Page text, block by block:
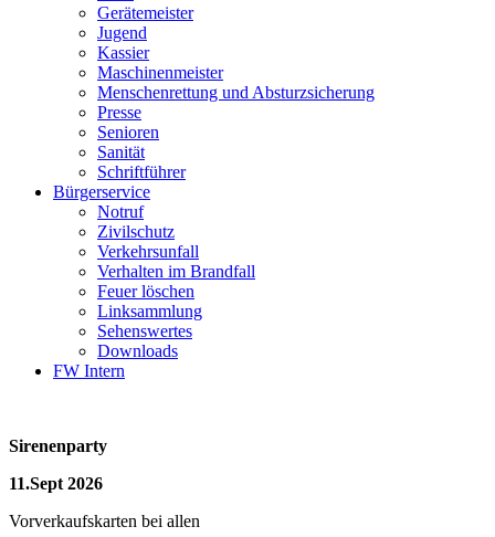
Gerätemeister
Jugend
Kassier
Maschinenmeister
Menschenrettung und Absturzsicherung
Presse
Senioren
Sanität
Schriftführer
Bürgerservice
Notruf
Zivilschutz
Verkehrsunfall
Verhalten im Brandfall
Feuer löschen
Linksammlung
Sehenswertes
Downloads
FW Intern
Sirenenparty
11.Sept 2026
Vorverkaufskarten bei allen